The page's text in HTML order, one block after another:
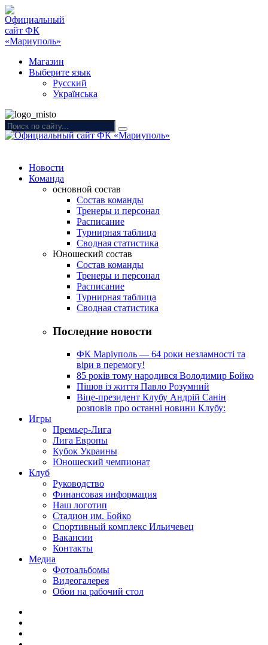
Магазин
Выберите язык
Русский
Українська
Новости
Команда
основной состав
Состав команды
Тренеры и персонал
Расписание
Турнирная таблица
Сводная статистика
Юношеский состав
Состав команды
Тренеры и персонал
Расписание
Турнирная таблица
Сводная статистика
Последние новости
ФК Маріуполь — 64 роки незламності та
віри в перемогу!
85 років тому народився Володимир Бойко
Пішов із життя Павло Розумний
Віце-президент Клубу Андрій Санін
розповів про останні новини Клубу:
Игры
Премьер-Лига
Лига Европы
Кубок Украины
Юношеский чемпионат
Клуб
Руководство
Финансовая информация
Наш логотип
Стадион им. Бойко
Спортивный комплекс Ильичевец
Вакансии
Контакты
Медиа
Фотоальбомы
Видеогалерея
Обои на рабочий стол